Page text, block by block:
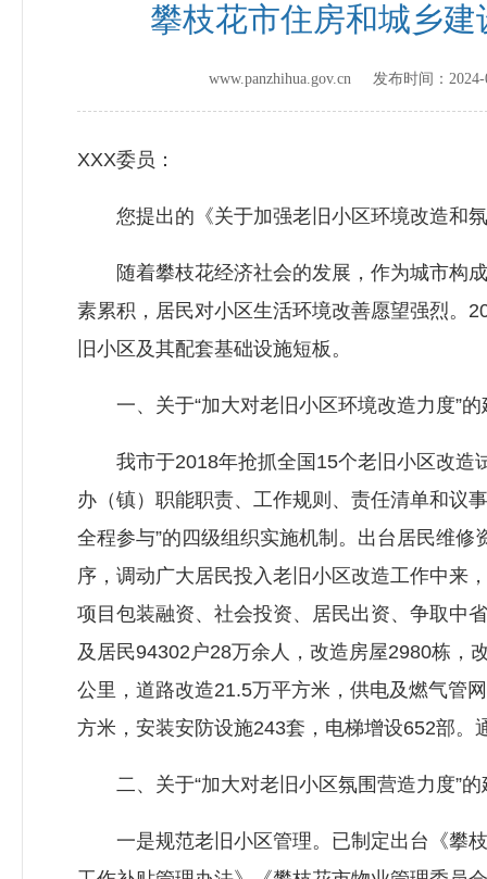
攀枝花市住房和城乡
www.panzhihua.gov.cn 发布时间：
XXX委员：
您提出的《关于加强老旧小区环境改造和氛
随着攀枝花经济社会的发展，作为城市构成
素累积，居民对小区生活环境改善愿望强烈。
旧小区及其配套基础设施短板。
一、关于“加大对老旧小区环境改造力度”的
我市于2018年抢抓全国15个老旧小区改造
办（镇）职能职责、工作规则、责任清单和议
全程参与”的四级组织实施机制。出台居民维
序，调动广大居民投入老旧小区改造工作中来
项目包装融资、社会投资、居民出资、争取中
及居民94302户28万余人，改造房屋2980栋，
公里，道路改造21.5万平方米，供电及燃气管
方米，安装安防设施243套，电梯增设652部
二、关于“加大对老旧小区氛围营造力度”的
一是规范老旧小区管理。已制定出台《攀枝